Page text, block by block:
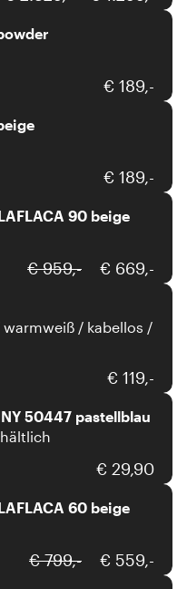
€ 189,-
Houe
€ 189,-
90 beige
€ 959,- € 669,-
Fabas Luce
warmweiß / kabellos /
€ 119,-
HELL
50447 pastellblau
€ 29,90
60 beige
€ 799,- € 559,-
Foscarini